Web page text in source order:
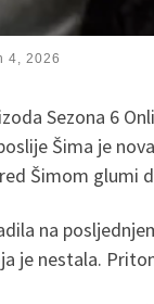
4, 2026
Sezona 6
Šima je
Šimom glumi
na
je nestala.